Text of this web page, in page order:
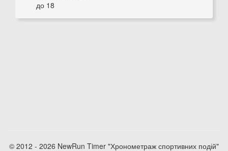
до 18
© 2012 - 2026 NewRun Timer "Хронометраж спортивних подій"